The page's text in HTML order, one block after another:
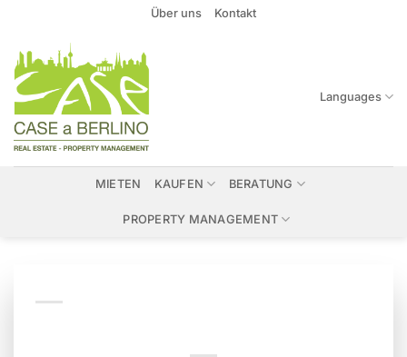
springen
Über uns Kontakt
Languages
MIETEN KAUFEN BERATUNG
PROPERTY MANAGEMENT